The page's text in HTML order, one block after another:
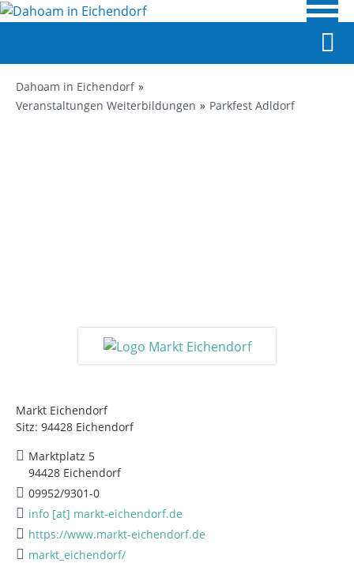
Dahoam in Eichendorf
Veranstaltungen Weiterbildungen
Parkfest Adldorf
Markt Eichendorf
Sitz: 94428 Eichendorf
Marktplatz 5
94428 Eichendorf
09952/9301-0
info [at] markt-eichendorf.de
https://www.markt-eichendorf.de
markt_eichendorf/